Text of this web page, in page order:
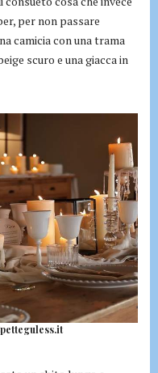
per non passare
camicia con una trama
scuro e una giacca in